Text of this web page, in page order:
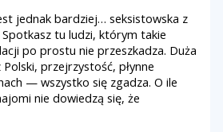
jednak bardziej… seksistowska z
tu ludzi, którym takie
po prostu nie przeszkadza. Duża
przejrzystość, płynne
— wszystko się zgadza. O ile
nie dowiedzą się, że